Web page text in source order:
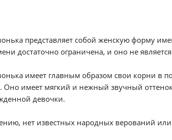
представляет собой женскую форму
достаточно ограничена, и оно не
имеет главным образом свои корни в
Оно имеет мягкий и нежный звучный
девочки.
нет известных народных верований